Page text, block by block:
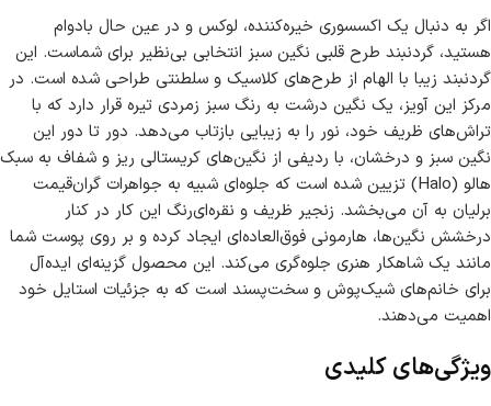
اگر به دنبال یک اکسسوری خیره‌کننده، لوکس و در عین حال بادوام
هستید، گردنبند طرح قلبی نگین سبز انتخابی بی‌نظیر برای شماست. این
گردنبند زیبا با الهام از طرح‌های کلاسیک و سلطنتی طراحی شده است. در
مرکز این آویز، یک نگین درشت به رنگ سبز زمردی تیره قرار دارد که با
تراش‌های ظریف خود، نور را به زیبایی بازتاب می‌دهد. دور تا دور این
نگین سبز و درخشان، با ردیفی از نگین‌های کریستالی ریز و شفاف به سبک
هالو (Halo) تزیین شده است که جلوه‌ای شبیه به جواهرات گران‌قیمت
برلیان به آن می‌بخشد. زنجیر ظریف و نقره‌ای‌رنگ این کار در کنار
درخشش نگین‌ها، هارمونی فوق‌العاده‌ای ایجاد کرده و بر روی پوست شما
مانند یک شاهکار هنری جلوه‌گری می‌کند. این محصول گزینه‌ای ایده‌آل
برای خانم‌های شیک‌پوش و سخت‌پسند است که به جزئیات استایل خود
اهمیت می‌دهند.
ویژگی‌های کلیدی